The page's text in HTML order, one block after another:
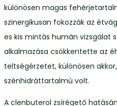
különösen magas
szinergikusan fokozzák az
es kis mintás humán vizsgálat
alkalmazása csökkentette az
teltségérzetet, különösen
szénhidráttartalmú volt.
A clenbuterol zsírégető